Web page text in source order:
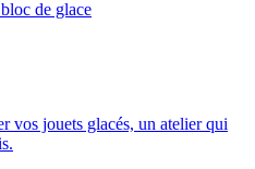
vos jouets glacés, un atelier qui